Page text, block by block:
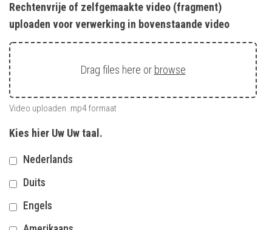
Rechtenvrije of zelfgemaakte video (fragment)
uploaden voor verwerking in bovenstaande video
Drag files here or browse
Video uploaden .mp4 formaat
Kies hier Uw Uw taal.
Nederlands
Duits
Engels